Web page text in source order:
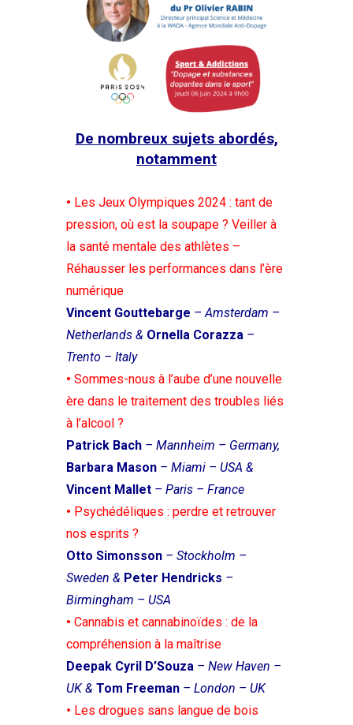
De nombreux sujets abordés,
notamment
• Les Jeux Olympiques 2024 : tant de
pression, où est la soupape ? Veiller à
la santé mentale des athlètes –
Réhausser les performances dans l’ère
numérique
Vincent Gouttebarge – Amsterdam –
Netherlands & Ornella Corazza –
Trento – Italy
• Sommes-nous à l’aube d’une nouvelle
ère dans le traitement des troubles liés
à l’alcool ?
Patrick Bach – Mannheim – Germany,
Barbara Mason – Miami – USA &
Vincent Mallet – Paris – France
• Psychédéliques : perdre et retrouver
nos esprits ?
Otto Simonsson – Stockholm –
Sweden & Peter Hendricks –
Birmingham – USA
• Cannabis et cannabinoïdes : de la
compréhension à la maîtrise
Deepak Cyril D’Souza – New Haven –
UK & Tom Freeman – London – UK
• Les drogues sans langue de bois